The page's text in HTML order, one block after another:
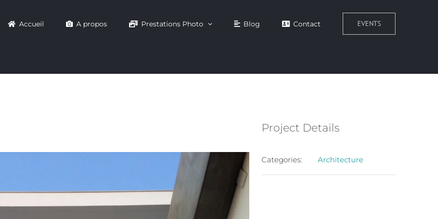
Accueil A propos Prestations Photo Blog Contact EVENTS
Project Details
Categories: Architecture